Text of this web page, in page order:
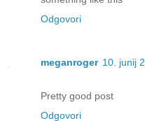
Odgovori
meganroger 10. junij
Pretty good post
Odgovori